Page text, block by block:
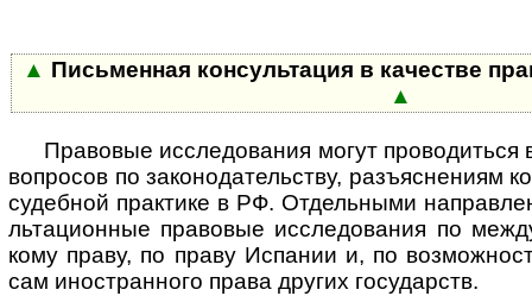
▲ Пись­менная консультация в каче­стве
▲
Правовые исследования могут проводиться
воп­ро­сов по зако­но­да­те­ль­ству, разъ­яс­не­ниям
судеб­ной прак­тике в РФ. Отде­ль­ными
ль­та­ци­он­ные пра­во­вые иссле­до­ва­ния по
кому праву, по праву Испа­нии и, по
сам ино­ст­ран­ного права дру­гих госу­дарств.